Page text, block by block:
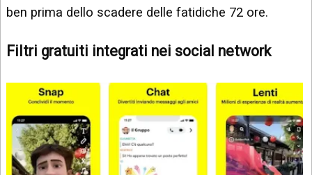
ben prima dello scadere delle fatidiche 72 ore.
Filtri gratuiti integrati nei social network